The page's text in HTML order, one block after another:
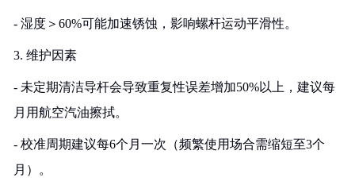
- 湿度＞60%可能加速锈蚀，影响螺杆运动平滑性。
3. 维护因素
- 未定期清洁导杆会导致重复性误差增加50%以上，建议每
月用航空汽油擦拭。
- 校准周期建议每6个月一次（频繁使用场合需缩短至3个
月）。